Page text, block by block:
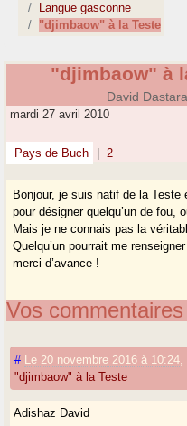
Langue gasconne
"djimbaow" à la Teste
"djimbaow" à
David
mardi 27 avril 2010
Pays de Buch 2
Bonjour, je suis natif de la Teste
pour désigner quelqu’un de fou,
Mais je ne connais pas la
Quelqu’un pourrait me
merci d’avance !
Vos commentaires
# Le 20 novembre 2016 à 10:24
"djimbaow" à la Teste
Adishaz David